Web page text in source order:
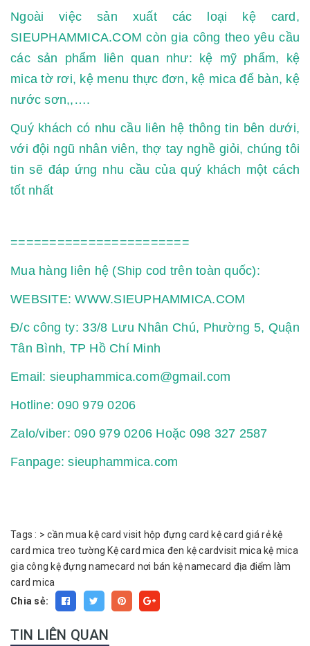
Ngoài việc sản xuất các loại kệ card,
SIEUPHAMMICA.COM còn gia công theo yêu cầu
các sản phẩm liên quan như: kệ mỹ phẩm, kệ
mica tờ rơi, kệ menu thực đơn, kệ mica để bàn, kệ
nước sơn,,….
Quý khách có nhu cầu liên hệ thông tin bên dưới,
với đội ngũ nhân viên, thợ tay nghề giỏi, chúng tôi
tin sẽ đáp ứng nhu cầu của quý khách một cách
tốt nhất
=======================
Mua hàng liên hệ (Ship cod trên toàn quốc):
WEBSITE: WWW.SIEUPHAMMICA.COM
Đ/c công ty: 33/8 Lưu Nhân Chú, Phường 5, Quận
Tân Bình, TP Hồ Chí Minh
Email: sieuphammica.com@gmail.com
Hotline: 090 979 0206
Zalo/viber: 090 979 0206 Hoặc 098 327 2587
Fanpage: sieuphammica.com
Tags : >cần mua kệ card visit hộp đựng card kệ card giá rẻ kệ
card mica treo tường Kệ card mica đen kệ cardvisit mica kệ mica
gia công kệ đựng namecard nơi bán kệ namecard địa điểm làm
card mica
Chia sẻ:
TIN LIÊN QUAN